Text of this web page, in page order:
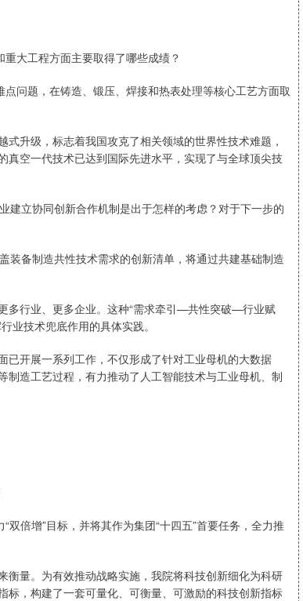
大工程方面主要取得了哪些成绩？
问题，在铸造、锻压、焊接和热表处理等核心工艺方面取
升级，标志着我国攻克了相关领域的世界性技术难题，
空一代技术已达到国际先进水平，实现了与全球顶尖技
立协同创新合作机制是出于怎样的考虑？对于下一步的
备制造共性技术需求的创新清单，将通过共建基础制造
行业、更多企业。这种“需求牵引—共性突破—行业赋
业技术兜底作用的具体实践。
开展一系列工作，不仅形成了针对工业母机的大数据
造工艺过程，有力推动了人工智能技术与工业母机、制
倍增”目标，并将其作为集团“十四五”首要任务，全力推
量。为有效推动战略实施，我院将科技创新细化为科研
，构建了一套可量化、可衡量、可激励的科技创新指标